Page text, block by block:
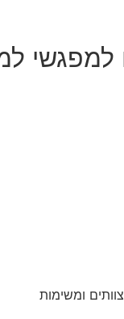
צוותים ומשימות